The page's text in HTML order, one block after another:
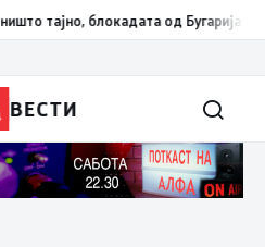
тајно, блокадата од Бугарија е
ВЕСТИ